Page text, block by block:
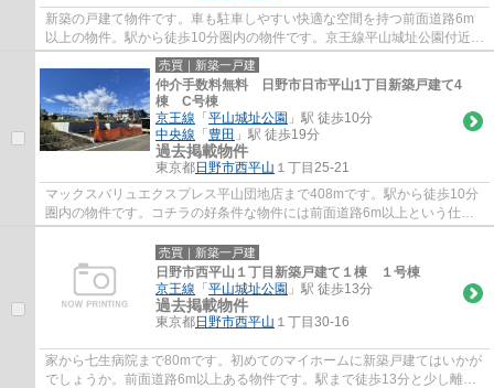
新築の戸建て物件です。車も駐車しやすい快適な空間を持つ前面道路6m
以上の物件。駅から徒歩10分圏内の物件です。京王線平山城址公園付近で
希望に沿った一戸建てを見つけたい方は、ま...
売買｜新築一戸建
仲介手数料無料 日野市日市平山1丁目新築戸建て4
棟 C号棟
京王線 「 平山城址公園 」駅 徒歩10分
中央線 「 豊田 」駅 徒歩19分
過去掲載物件
東京都日野市西平山 １丁目25-21
マックスバリュエクスプレス平山団地店まで408mです。駅から徒歩10分
圏内の物件です。コチラの好条件な物件には前面道路6m以上という仕様
も付いてきます。多くの方からこだわり条件で...
売買｜新築一戸建
日野市西平山１丁目新築戸建て１棟 １号棟
京王線 「 平山城址公園 」駅 徒歩13分
過去掲載物件
東京都日野市西平山 １丁目30-16
家から七生病院まで80mです。初めてのマイホームに新築戸建てはいかが
でしょうか。前面道路6m以上ある物件です。駅まで徒歩13分と少し離れ